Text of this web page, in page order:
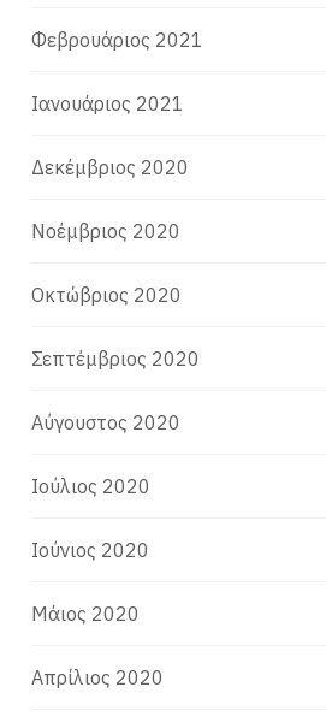
Φεβρουάριος 2021
Ιανουάριος 2021
Δεκέμβριος 2020
Νοέμβριος 2020
Οκτώβριος 2020
Σεπτέμβριος 2020
Αύγουστος 2020
Ιούλιος 2020
Ιούνιος 2020
Μάιος 2020
Απρίλιος 2020